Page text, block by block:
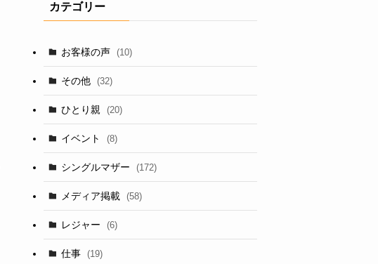
ブカテゴリー
お客様の声 (10)
その他 (32)
ひとり親 (20)
イベント (8)
シングルマザー (172)
メディア掲載 (58)
レジャー (6)
仕事 (19)